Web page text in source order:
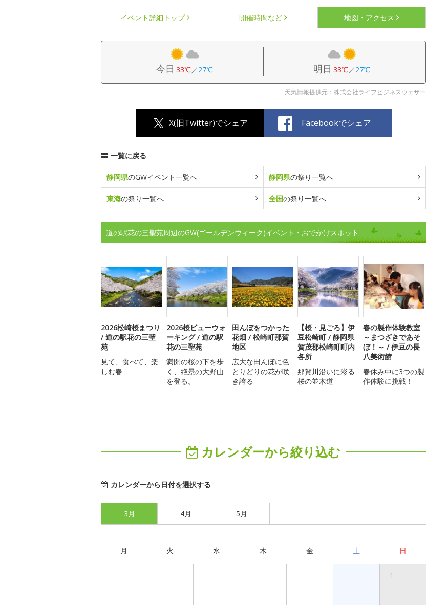
イベント詳細 トップ 開催時間など 地図・アクセス
今日 33℃／27℃ 明日 33℃／27℃
天気情報提供元：株式会社ライフビジネスウェザー
X(旧Twitter)でシェア Facebookでシェア
一覧に戻る
静岡県のGWイベント一覧へ 静岡県の祭り一覧へ
東海の祭り一覧へ 全国の祭り一覧へ
道の駅花の三聖苑周辺のGW(ゴールデンウィーク)イベント・おでかけスポット
2026松崎桜まつり
/ 道の駅花の三聖
苑
見て、食べて、楽
しむ春
2026桜ビューウォ
ーキング / 道の駅
花の三聖苑
満開の桜の下を歩
く、絶景の大野山
を登る。
田んぼをつかった
花畑 / 松崎町那賀
地区
広大な田んぼに色
とりどりの花が咲
き誇る
【桜・見ごろ】伊
豆松崎町 / 静岡県
賀茂郡松崎町町内
各所
那賀川沿いに彩る
桜の並木道
春の製作体験教室
～まつざきであそ
ぼ！～ / 伊豆の長
八美術館
春休み中に3つの製
作体験に挑戦！
カレンダーから絞り込む
カレンダーから日付を選択する
3月 4月 5月
月 火 水 木 金 土 日
1